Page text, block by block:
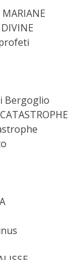
MARIANE
Bergoglio